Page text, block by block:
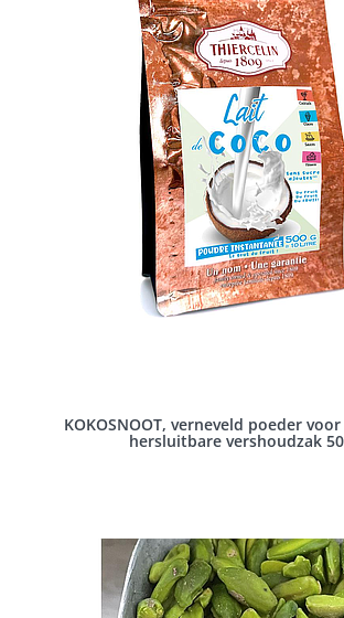
KOKOSNOOT, verneveld poeder
hersluitbare vershoudzak